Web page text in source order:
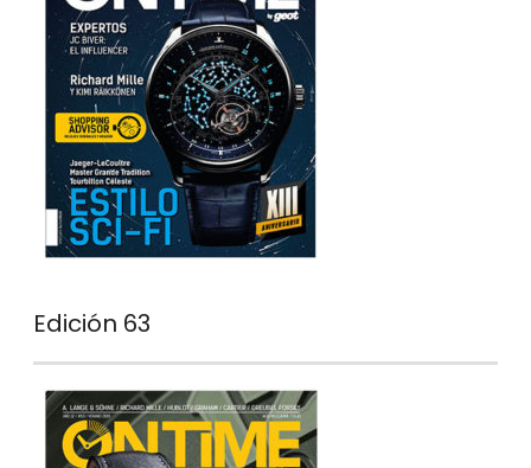
Edición 63